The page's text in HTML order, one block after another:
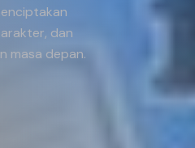
dan
masa depan.